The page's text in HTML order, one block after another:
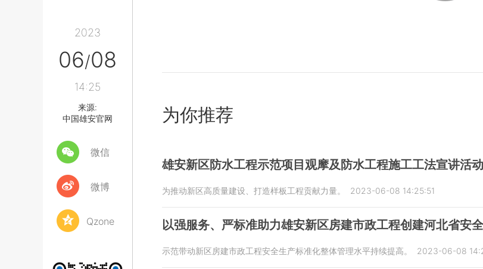
2023
06/08
14:25
来源:
中国雄安官网
微信
微博
Qzone
为你推荐
雄安新区防水工程示范项目观摩及防水工程施工工法宣讲活
为推动新区高质量建设、打造样板工程贡献力量。 2023-06-08 14:25:51
以强服务、严标准助力雄安新区房建市政工程创建河北省安
示范带动新区房建市政工程安全生产标准化整体管理水平持续提高。 2023-06-08